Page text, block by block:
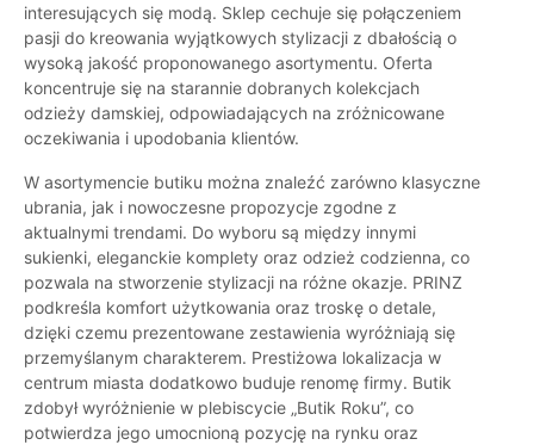
interesujących się modą. Sklep cechuje się połączeniem
pasji do kreowania wyjątkowych stylizacji z dbałością o
wysoką jakość proponowanego asortymentu. Oferta
koncentruje się na starannie dobranych kolekcjach
odzieży damskiej, odpowiadających na zróżnicowane
oczekiwania i upodobania klientów.
W asortymencie butiku można znaleźć zarówno klasyczne
ubrania, jak i nowoczesne propozycje zgodne z
aktualnymi trendami. Do wyboru są między innymi
sukienki, eleganckie komplety oraz odzież codzienna, co
pozwala na stworzenie stylizacji na różne okazje. PRINZ
podkreśla komfort użytkowania oraz troskę o detale,
dzięki czemu prezentowane zestawienia wyróżniają się
przemyślanym charakterem. Prestiżowa lokalizacja w
centrum miasta dodatkowo buduje renomę firmy. Butik
zdobył wyróżnienie w plebiscycie „Butik Roku”, co
potwierdza jego umocnioną pozycję na rynku oraz